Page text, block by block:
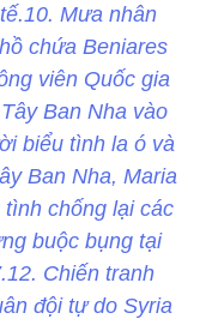
Mưa nhân
chứa Beniares
viên Quốc gia
Ban Nha vào
biểu tình la ó và
Ban Nha, Maria
chống lại các
buộc bụng tại
Chiến tranh
đội tự do Syria